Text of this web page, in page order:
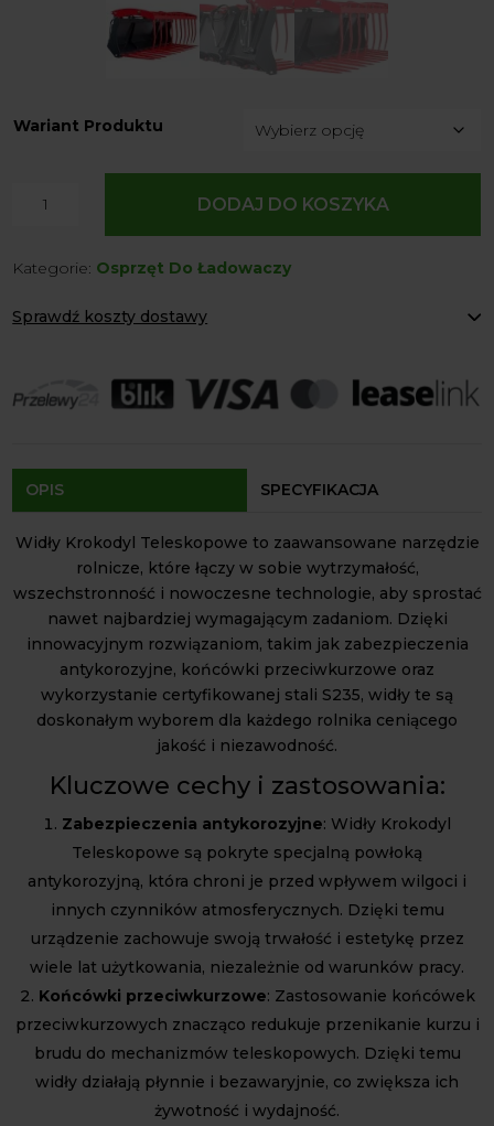
Wariant Produktu
Teleskopowe
DODAJ DO KOSZYKA
Kategorie: Osprzęt Do Ładowaczy
Sprawdź koszty dostawy
Agrol transport: 200 zł
Agrol transport gabaryty: ustalane indywidualnie
Dostępność form dostawy i ceny uzależniona od produktu.
OPIS SPECYFIKACJA
Widły Krokodyl Teleskopowe to zaawansowane narzędzie
rolnicze, które łączy w sobie wytrzymałość,
wszechstronność i nowoczesne technologie, aby sprostać
nawet najbardziej wymagającym zadaniom. Dzięki
innowacyjnym rozwiązaniom, takim jak zabezpieczenia
antykorozyjne, końcówki przeciwkurzowe oraz
wykorzystanie certyfikowanej stali S235, widły te są
doskonałym wyborem dla każdego rolnika ceniącego
jakość i niezawodność.
Kluczowe cechy i zastosowania:
Zabezpieczenia antykorozyjne: Widły Krokodyl
Teleskopowe są pokryte specjalną powłoką
antykorozyjną, która chroni je przed wpływem wilgoci i
innych czynników atmosferycznych. Dzięki temu
urządzenie zachowuje swoją trwałość i estetykę przez
wiele lat użytkowania, niezależnie od warunków pracy.
Końcówki przeciwkurzowe: Zastosowanie końcówek
przeciwkurzowych znacząco redukuje przenikanie kurzu i
brudu do mechanizmów teleskopowych. Dzięki temu
widły działają płynnie i bezawaryjnie, co zwiększa ich
żywotność i wydajność.